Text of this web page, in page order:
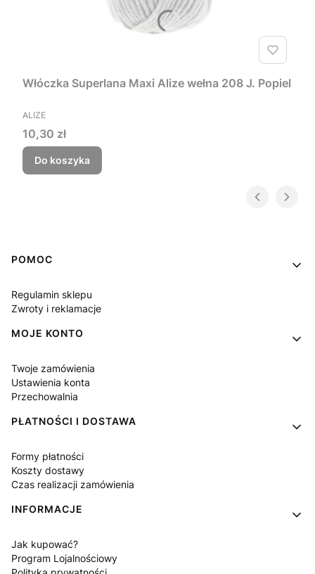
Włóczka Superlana Maxi Alize wełna 208 J. Popiel
PRODUCENT
ALIZE
Cena
10,30 zł
Do koszyka
Linki w stopce
POMOC
Regulamin sklepu
Zwroty i reklamacje
MOJE KONTO
Twoje zamówienia
Ustawienia konta
Przechowalnia
PŁATNOŚCI I DOSTAWA
Formy płatności
Koszty dostawy
Czas realizacji zamówienia
INFORMACJE
Jak kupować?
Program Lojalnościowy